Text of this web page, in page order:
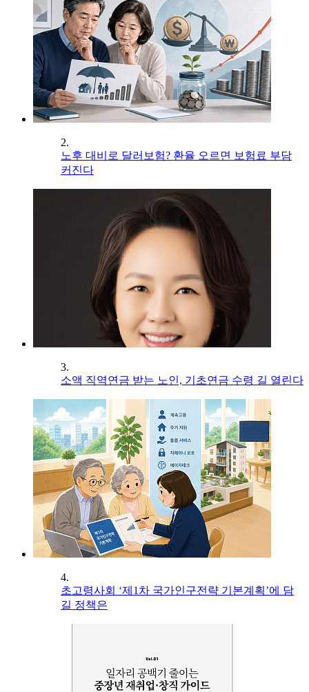
2.
노후 대비로 달러보험? 환율 오르면 보험료 부담
커진다
3.
소액 직역연금 받는 노인, 기초연금 수령 길 열린다
4.
초고령사회 ‘제1차 국가인구전략 기본계획’에 담
길 정책은